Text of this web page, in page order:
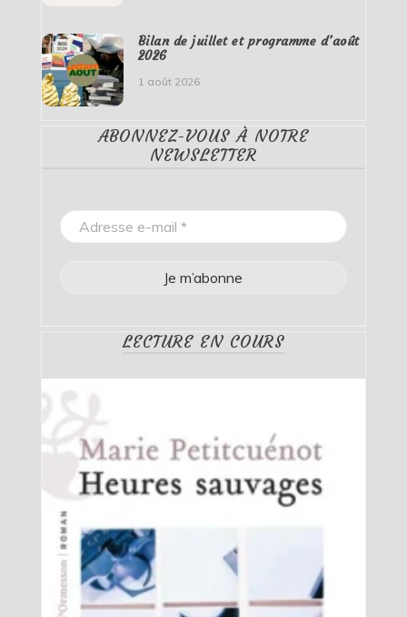
Bilan de juillet et programme d’août
2026
1 août 2026
ABONNEZ-VOUS À NOTRE
NEWSLETTER
LECTURE EN COURS